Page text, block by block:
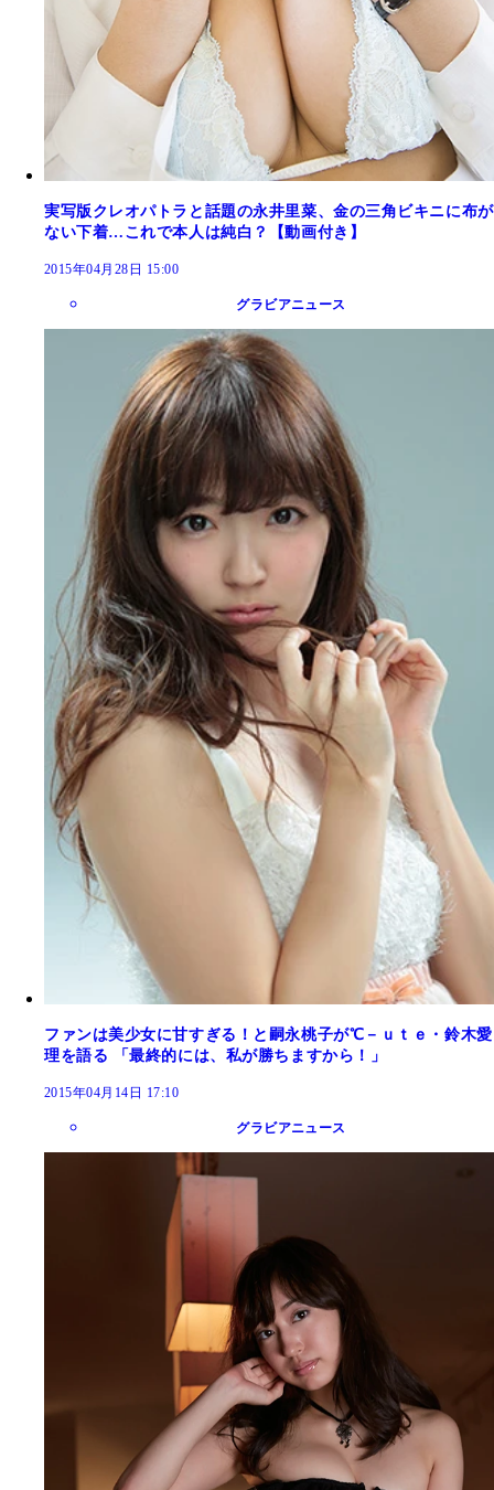
実写版クレオパトラと話題の永井里菜、金の三角ビキニに布が
ない下着…これで本人は純白？【動画付き】
2015年04月28日 15:00
グラビアニュース
ファンは美少女に甘すぎる！と嗣永桃子が℃－ｕｔｅ・鈴木愛
理を語る 「最終的には、私が勝ちますから！」
2015年04月14日 17:10
グラビアニュース